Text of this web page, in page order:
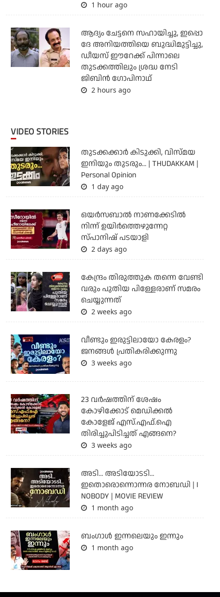
1 hour ago
ആദ്യം ചേട്ടനെ സഹായിച്ചു, ഇപ്പൊ
ദേ അനിയത്തിയെ ബുദ്ധിമുട്ടിച്ചു,
ഡീയസ് ഈറേക്ക് പിന്നാലെ
തുടക്കത്തിലും ശ്രദ്ധ നേടി
ജിബിന്‍ ഗോപിനാഥ്
2 hours ago
VIDEO STORIES
തുടക്കക്കാര്‍ കിടുക്കി, വിസ്മയ
ഇനിയും തുടരും... | THUDAKKAM |
Personal Opinion
1 day ago
ഒയര്‍സബാൽ നാണക്കേടിൽ
നിന്ന് ഉയിർത്തെഴുന്നേറ്റ
സ്പാനിഷ് പടയാളി
2 days ago
കേന്ദ്രം തിരുത്തുക തന്നെ വേണ്ടി
വരും പുതിയ പിള്ളേരാണ് സമരം
ചെയ്യുന്നത്
2 weeks ago
വീണ്ടും ഇരുട്ടിലായോ കേരളം?
ജനങ്ങൾ പ്രതികരിക്കുന്നു
3 weeks ago
23 വർഷത്തിന് ശേഷം
കോഴിക്കോട് മെഡിക്കൽ
കോളേജ് എസ്.എഫ്.ഐ
തിരിച്ചുപിടിച്ചത് എങ്ങനെ?
3 weeks ago
അടി... അടിയോടടി...
ഇതൊരൊന്നൊന്നര നോബഡി | I
NOBODY | MOVIE REVIEW
1 month ago
ബംഗാള്‍ ഇന്നലെയും ഇന്നും
1 month ago